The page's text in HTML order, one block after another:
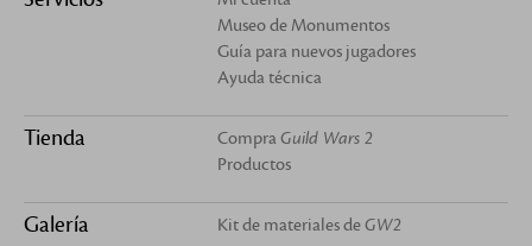
Museo de Monumentos
Guía para nuevos jugadores
Ayuda técnica
Tienda CompraGuild Wars 2
Productos
Galería Kit de materiales deGW2